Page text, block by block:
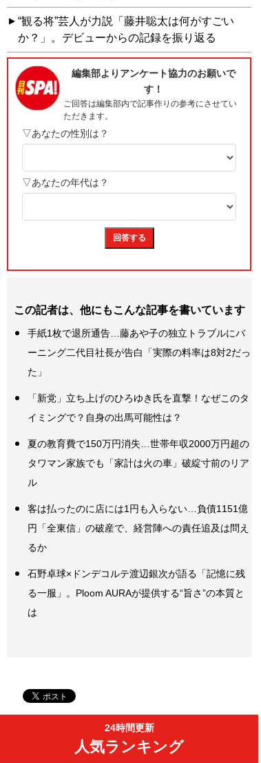
“観る将”芸人が力説「藤井聡太は何がすごい
か？」。デビューからの記録を振り返る
この記者は、他にもこんな記事を書いています
手紙1枚で退所通告…藤あや子の独立トラブルにバ
ーニング二代目社長が告白「実際の料率は8対2だっ
た」
「新党」立ち上げのひろゆき氏を直撃！なぜこのタ
イミングで？自身の出馬可能性は？
夏の教育費で150万円消失…世帯年収2000万円超の
タワマン家族でも「家計は火の車」破綻寸前のリア
ル
客は払ったのに店には1円も入らない…負債1151億
円「全東信」の破産で、経営陣への責任追及は問え
るか
石野卓球×ドンデコルテ渡辺銀次が語る「記憶に残
る一服」。Ploom AURAが提供する“旨さ”の本質と
は
24時間更新
人気ランキング